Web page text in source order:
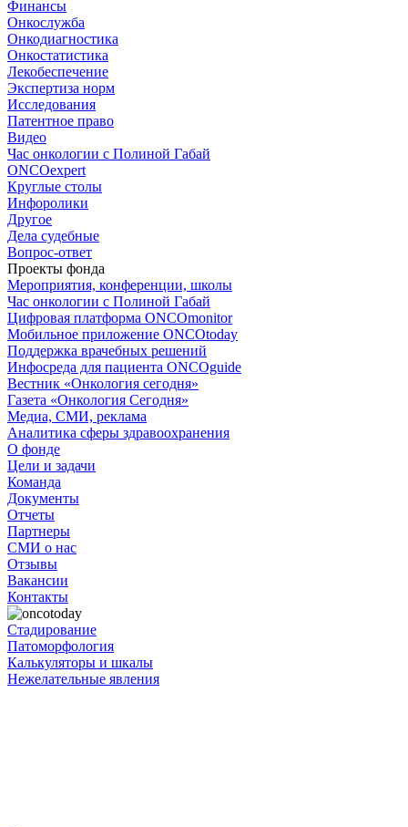
Финансы
Онкослужба
Онкодиагностика
Онкостатистика
Лекобеспечение
Экспертиза норм
Исследования
Патентное право
Видео
Час онкологии с Полиной Габай
ONCOexpert
Круглые столы
Инфоролики
Другое
Дела судебные
Вопрос-ответ
Проекты фонда
Мероприятия, конференции, школы
Час онкологии с Полиной Габай
Цифровая платформа ONCOmonitor
Мобильное приложение ONCOtoday
Поддержка врачебных решений
Инфосреда для пациента ONCOguide
Вестник «Онкология сегодня»
Газета «Онкология Сегодня»
Медиа, СМИ, реклама
Аналитика сферы здравоохранения
О фонде
Цели и задачи
Команда
Документы
Отчеты
Партнеры
СМИ о нас
Отзывы
Вакансии
Контакты
Стадирование
Патоморфология
Калькуляторы и шкалы
Нежелательные явления